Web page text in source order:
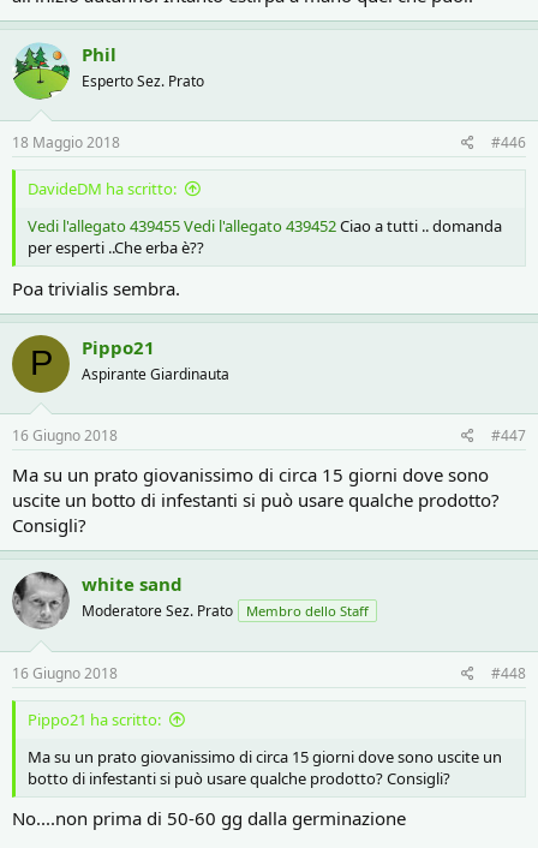
Phil
Esperto Sez. Prato
18 Maggio 2018 #446
DavideDM ha scritto:
Vedi l'allegato 439455Vedi l'allegato 439452Ciao a tutti .. domanda
per esperti ..Che erba è??
Poa trivialis sembra.
P Pippo21
Aspirante Giardinauta
16 Giugno 2018 #447
Ma su un prato giovanissimo di circa 15 giorni dove sono
uscite un botto di infestanti si può usare qualche prodotto?
Consigli?
white sand
Moderatore Sez. Prato Membro dello Staff
16 Giugno 2018 #448
Pippo21 ha scritto:
Ma su un prato giovanissimo di circa 15 giorni dove sono uscite un
botto di infestanti si può usare qualche prodotto? Consigli?
No....non prima di 50-60 gg dalla germinazione